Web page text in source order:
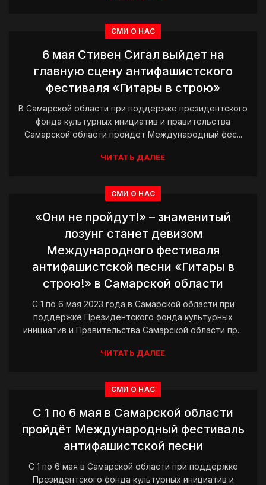
СМИ О НАС
6 мая Стивен Сигал выйдет на
главную сцену антифашистского
фестиваля «Гитары в строю»
В Самарской области при поддержке президентского
фонда культурных инициатив и правительства
Самарской области пройдет Международный фес...
ЧИТАТЬ ДАЛЕЕ
СМИ О НАС
«Они не пройдут!» – знаменитый
лозунг станет девизом
Международного фестиваля
антифашистской песни «Гитары в
строю!» в Самарской области
С 1 по 6 мая 2023 года в Самарской области при
поддержке Президентского фонда культурных
инициатив и Правительства Самарской области пр...
ЧИТАТЬ ДАЛЕЕ
СМИ О НАС
С 1 по 6 мая в Самарской области
пройдёт Международный фестиваль
антифашистской песни
С 1 по 6 мая в Самарской области при поддержке
Президентского фонда культурных инициатив и